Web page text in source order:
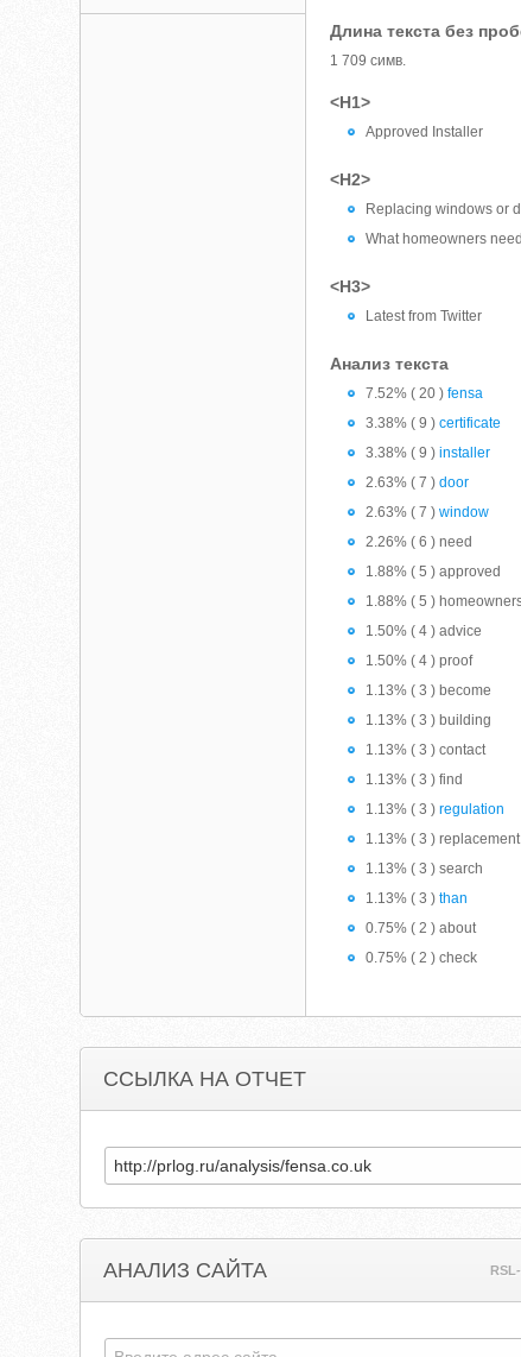
Длина текста без
1 709 симв.
<H1>
Approved Installer
<H2>
Replacing windows or
What homeowners
<H3>
Latest from Twitter
Анализ текста
7.52% ( 20 )fensa
3.38% ( 9 )certificate
3.38% ( 9 )installer
2.63% ( 7 )door
2.63% ( 7 )window
2.26% ( 6 ) need
1.88% ( 5 ) approved
1.88% ( 5 )
1.50% ( 4 ) advice
1.50% ( 4 ) proof
1.13% ( 3 ) become
1.13% ( 3 ) building
1.13% ( 3 ) contact
1.13% ( 3 ) find
1.13% ( 3 )regulation
1.13% ( 3 ) replacement
1.13% ( 3 ) search
1.13% ( 3 )than
0.75% ( 2 ) about
0.75% ( 2 ) check
ССЫЛКА НА ОТЧЕТ
АНАЛИЗ САЙТА